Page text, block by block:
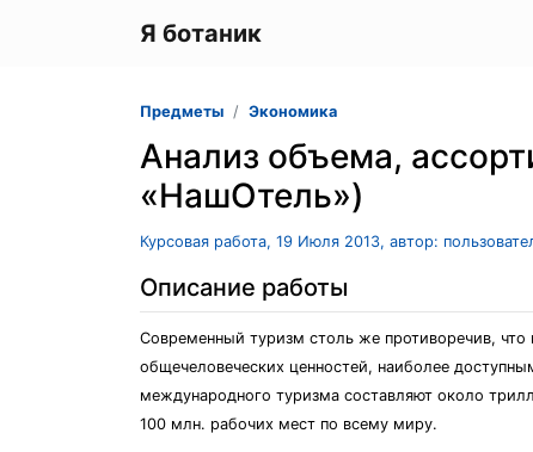
Я ботаник
Предметы Экономика
Анализ объема,
«НашОтель»)
Курсовая работа, 19 Июля 2013, автор:
Описание работы
Современный туризм столь же противоречив,
общечеловеческих ценностей, наиболее
международного туризма составляют около
100 млн. рабочих мест по всему миру.